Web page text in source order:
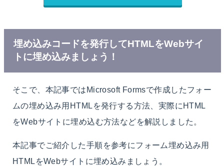
埋め込みコードを発行してHTMLをWebサイ
トに埋め込みましょう！
そこで、本記事ではMicrosoft Formsで作成したフォー
ムの埋め込み用HTMLを発行する方法、実際にHTML
をWebサイトに埋め込む方法などを解説しました。
本記事でご紹介した手順を参考にフォーム埋め込み用
HTMLをWebサイトに埋め込みましょう。